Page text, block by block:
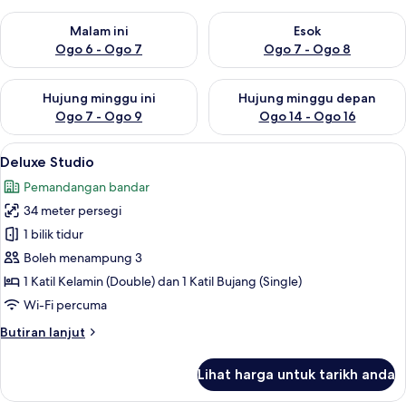
Malam ini
Ogo 6 - Ogo 7
Semak ketersediaan untuk malam ini Ogo 6 - Ogo 7
Esok
Ogo 7 - Ogo 8
Semak ketersediaan untuk
Hujung minggu ini
Ogo 7 - Ogo 9
Semak ketersediaan untuk hujung minggu ini Ogo 7 - Ogo 9
Hujung minggu depan
Ogo 14 - Ogo 16
Semak ketersediaan untuk
Lihat
semua
foto
untuk
Deluxe
Studio
Deluxe Studio | Meja, seterika/
8
Deluxe Studio
Pemandangan bandar
34 meter persegi
1 bilik tidur
Boleh menampung 3
1 Katil Kelamin (Double) dan 1 Katil Bujang (Single)
Wi-Fi percuma
Butiran lanjut
Butiran
Studio
Lihat harga untuk tarikh anda